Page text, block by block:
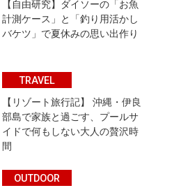
【自由研究】ダイソーの「お魚
計測ケース」と「釣り用活かし
バケツ」で夏休みの思い出作り
TRAVEL
【リゾート旅行記】 沖縄・伊良
部島で家族と過ごす、プールサ
イドで何もしない大人の贅沢時
間
OUTDOOR